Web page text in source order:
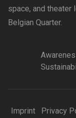
space, and theater
Belgian Quarter.
Imprint Privacy